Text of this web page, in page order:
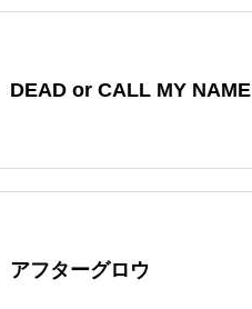
DEAD or CALL MY NAME
アフターグロウ